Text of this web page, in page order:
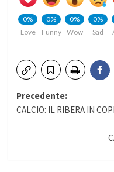
0%
Love
0%
Funny
0%
Wow
0%
Sad
Navigazione
Precedente:
CALCIO: IL RIBERA IN